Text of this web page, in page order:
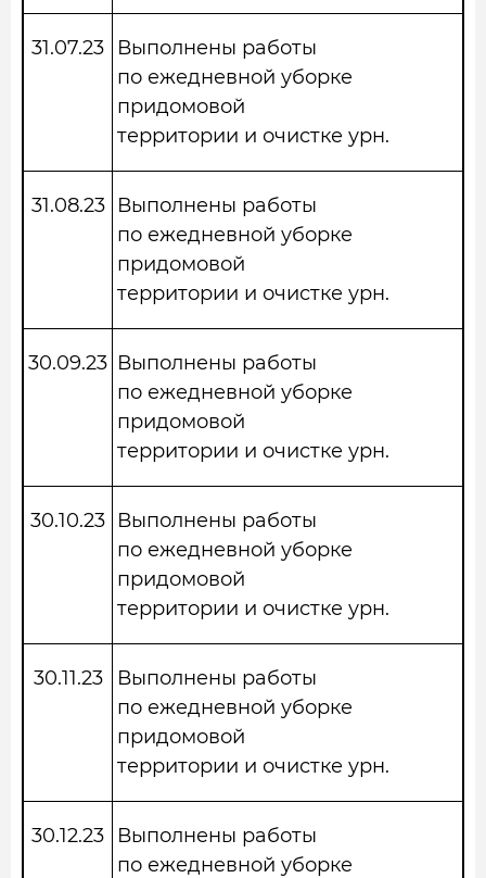
31.07.23
Выполнены работы
по ежедневной уборке
придомовой
территории и очистке урн.
31.08.23
Выполнены работы
по ежедневной уборке
придомовой
территории и очистке урн.
30.09.23 Выполнены работы
по ежедневной уборке
придомовой
территории и очистке урн.
30.10.23 Выполнены работы
по ежедневной уборке
придомовой
территории и очистке урн.
30.11.23
Выполнены работы
по ежедневной уборке
придомовой
территории и очистке урн.
30.12.23
Выполнены работы
по ежедневной уборке